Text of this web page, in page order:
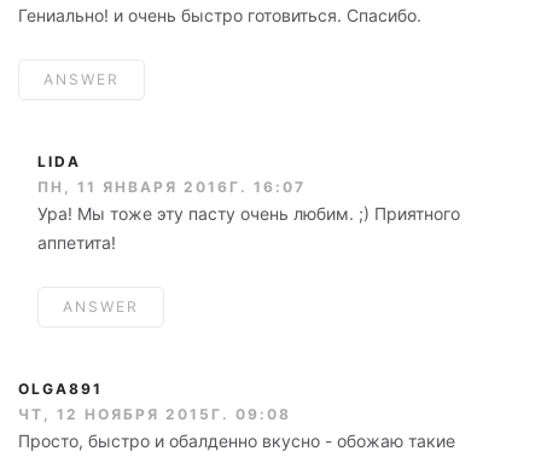
Гениально! и очень быстро готовиться. Спасибо.
ANSWER
LIDA
ПН, 11 ЯНВАРЯ 2016Г. 16:07
Ура! Мы тоже эту пасту очень любим. ;) Приятного
аппетита!
ANSWER
OLGA891
ЧТ, 12 НОЯБРЯ 2015Г. 09:08
Просто, быстро и обалденно вкусно - обожаю такие